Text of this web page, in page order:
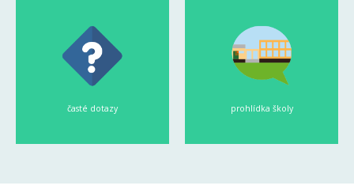
časté dotazy prohlídka školy